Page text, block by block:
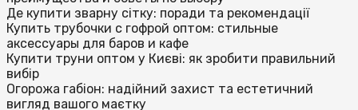
Де купити зварну сітку: поради та рекомендації
Купить трубочки с гофрой оптом: стильные
аксессуары для баров и кафе
Купити труни оптом у Києві: як зробити правильний
вибір
Огорожа габіон: надійний захист та естетичний
вигляд вашого маєтку